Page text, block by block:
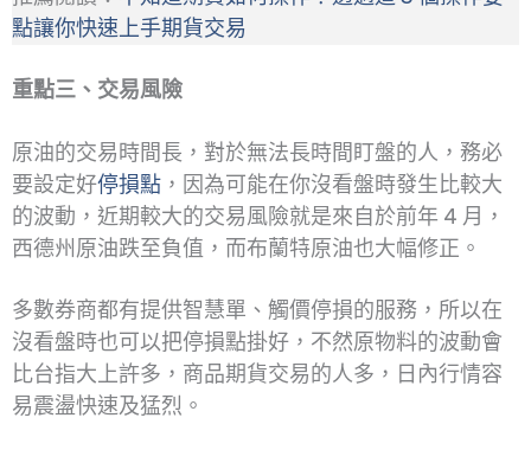
點讓你快速上手期貨交易
重點三、交易風險
原油的交易時間長，對於無法長時間盯盤的人，務必
要設定好停損點 ，因為可能在你沒看盤時發生比較大
的波動，近期較大的交易風險就是來自於前年 4 月，
西德州原油跌至負值，而布蘭特原油也大幅修正。
多數券商都有提供智慧單、觸價停損的服務，所以在
沒看盤時也可以把停損點掛好，不然原物料的波動會
比台指大上許多，商品期貨交易的人多，日內行情容
易震盪快速及猛烈。